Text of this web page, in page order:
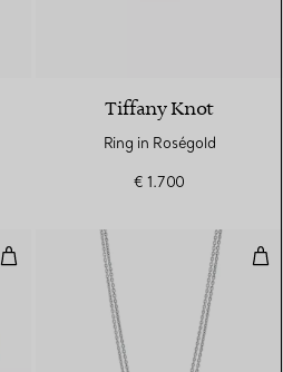
Tiffany Knot
Ring in Roségold
€ 1.700
T One schmaler aufklappbarer